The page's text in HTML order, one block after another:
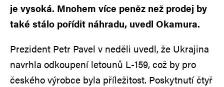
je vysoká. Mnohem více peněz než prodej by
také stálo pořídit náhradu, uvedl Okamura.
Prezident Petr Pavel v neděli uvedl, že Ukrajina
navrhla odkoupení letounů L-159, což by pro
českého výrobce byla příležitost. Poskytnutí čtyř